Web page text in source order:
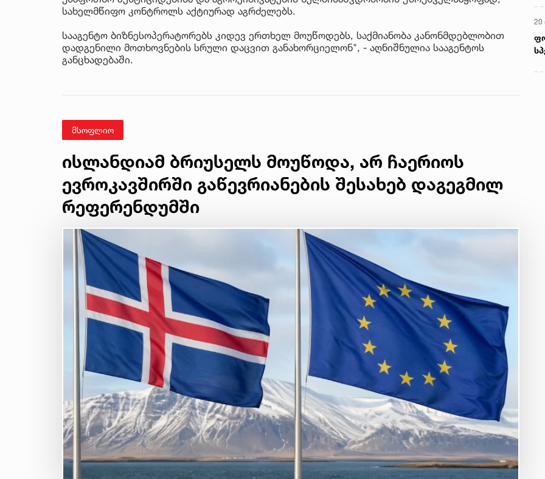
სახელმწიფო კონტროლს აქტიურად აგრძელებს.
სააგენტო ბიზნესოპერატორებს კიდევ ერთხელ მოუწოდებს, საქმიანობა კანონმდებლობით
დადგენილი მოთხოვნების სრული დაცვით განახორციელონ", - აღნიშნულია სააგენტოს
განცხადებაში.
მსოფლიო
ისლანდიამ ბრიუსელს მოუწოდა, არ ჩაერიოს
ევროკავშირში გაწევრიანების შესახებ დაგეგმილ
რეფერენდუმში
20